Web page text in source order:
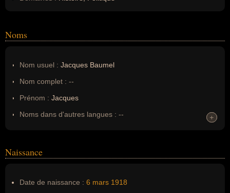
Noms
Nom usuel : Jacques Baumel
Nom complet : --
Prénom : Jacques
Noms dans d'autres langues : --
Nom de famille :Baumel
+
+
Naissance
Date de naissance : 6 mars 1918